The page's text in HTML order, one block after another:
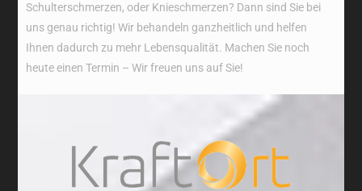
Schulterschmerzen, oder Knieschmerzen? Dann sind Sie bei
uns genau richtig! Wir behandeln ganzheitlich und helfen
Ihnen dadurch zu mehr Lebensqualität. Machen Sie noch
heute einen Termin – Wir freuen uns auf Sie!